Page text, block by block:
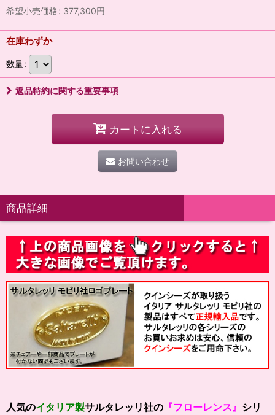
希望小売価格: 377,300円
在庫わずか
数量:
返品特約に関する重要事項
カートに入れる
お問い合わせ
商品詳細
人気のイタリア製サルタレッリ社の 『フローレンス』 シリ